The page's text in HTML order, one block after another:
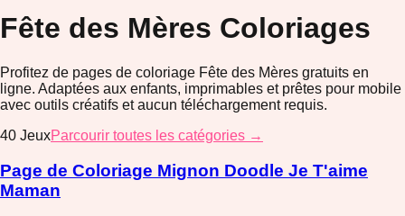
Fête des Mères Coloriages
Profitez de pages de coloriage Fête des Mères gratuits en
ligne. Adaptées aux enfants, imprimables et prêtes pour mobile
avec outils créatifs et aucun téléchargement requis.
40 JeuxParcourir toutes les catégories →
Page de Coloriage Mignon Doodle Je T'aime
Maman